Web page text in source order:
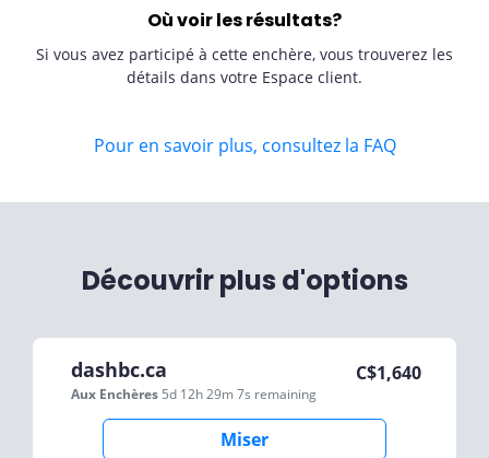
Où voir les résultats?
Si vous avez participé à cette enchère, vous trouverez les
détails dans votre Espace client.
Pour en savoir plus, consultez la FAQ
Découvrir plus d'options
dashbc.ca
Aux Enchères 5d 12h 29m 7s remaining
C$1,640
Miser